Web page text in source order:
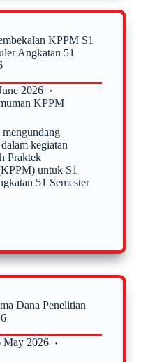
KPPM S1
Angkatan 51
2026
KPPM
kegiatan
Praktek
untuk S1
51 Semester
Dana Penelitian
May 2026